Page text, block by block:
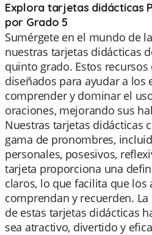
Explora tarjetas didácticas
por Grado 5
Sumérgete en el mundo de
nuestras tarjetas didácticas
quinto grado. Estos
diseñados para ayudar a los
comprender y dominar el
oraciones, mejorando sus
Nuestras tarjetas didácticas
gama de pronombres,
personales, posesivos,
tarjeta proporciona una
claros, lo que facilita que los
comprendan y recuerden.
de estas tarjetas didácticas
sea atractivo, divertido y